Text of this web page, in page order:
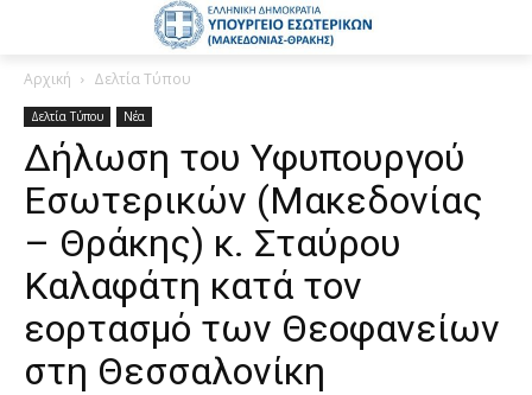
Αρχική Δελτία Τύπου
Δελτία Τύπου Νέα
Δήλωση του Υφυπουργού
Εσωτερικών (Μακεδονίας
– Θράκης) κ. Σταύρου
Καλαφάτη κατά τον
εορτασμό των Θεοφανείων
στη Θεσσαλονίκη